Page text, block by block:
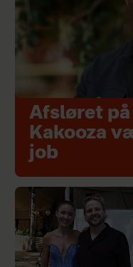
Afsløret
Kakooza
job